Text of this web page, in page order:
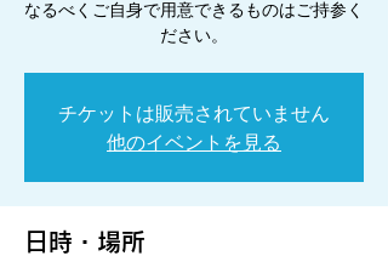
なるべくご自身で用意できるものはご持参く
ださい。
チケットは販売されていません
他のイベントを見る
日時・場所